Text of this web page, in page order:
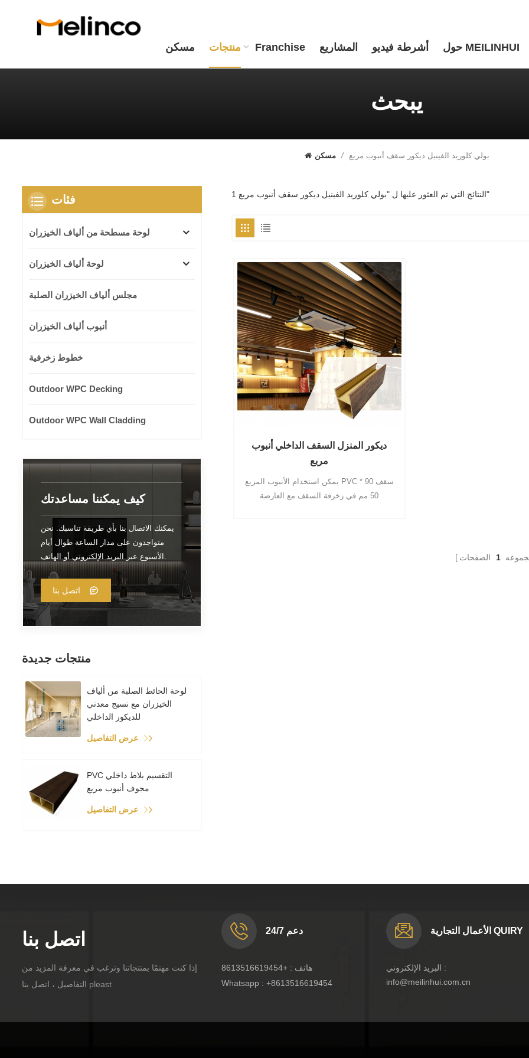
مسكن منتجات Franchise المشاريع أشرطة فيديو حول MEILINHUI
يبحث
مسكن / بولي كلوريد الفينيل ديكور سقف أنبوب مربع
1 النتائج التي تم العثور عليها ل "بولي كلوريد الفينيل ديكور سقف أنبوب مربع"
ديكور المنزل السقف الداخلي أنبوب
مربع
يمكن استخدام الأنبوب المربع PVC سقف 90 *
50 مم في زخرفة السقف مع العارضة
1 الصفحات
فئات
لوحة مسطحة من ألياف الخيزران
لوحة ألياف الخيزران
مجلس ألياف الخيزران الصلبة
أنبوب ألياف الخيزران
خطوط زخرفية
Outdoor WPC Decking
Outdoor WPC Wall Cladding
كيف يمكننا مساعدتك
يمكنك الاتصال بنا بأي طريقة تناسبك. نحن
متواجدون على مدار الساعة طوال أيام
الأسبوع عبر البريد الإلكتروني أو الهاتف.
منتجات جديدة
لوحة الحائط الصلبة من ألياف
الخيزران مع نسيج معدني
للديكور الداخلي
عرض التفاصيل
PVC التقسيم بلاط داخلي
مجوف أنبوب مربع
عرض التفاصيل
اتصل بنا
إذا كنت مهتمًا بمنتجاتنا وترغب في معرفة المزيد من
التفاصيل ، اتصل بنا pleast
دعم 24/7
هاتف :+8613516619454
Whatsapp : +8613516619454
الأعمال التجارية QUIRY
البريد الإلكتروني :
info@meilinhui.com.cn